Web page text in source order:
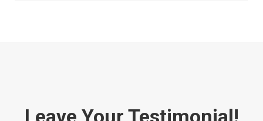
Leave Your Testimonial!